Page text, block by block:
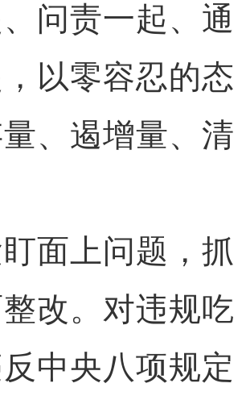
问责一起、通
以零容忍的态
、遏增量、清
上问题，抓
改。对违规吃
中央八项规定